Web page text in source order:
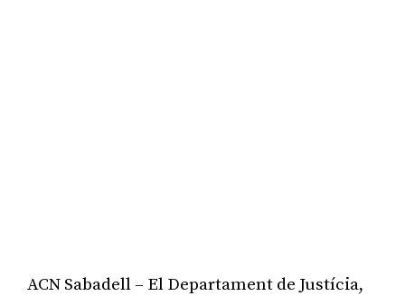
ACN Sabadell – El Departament de Justícia,